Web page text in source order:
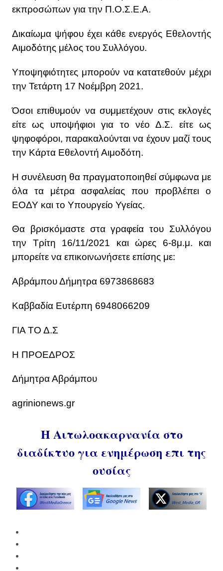
εκπροσώπων για την Π.Ο.Σ.Ε.Α.
Δικαίωμα ψήφου έχει κάθε ενεργός Εθελοντής
Αιμοδότης μέλος του Συλλόγου.
Υποψηφιότητες μπορούν να κατατεθούν μέχρι
την Τετάρτη 17 Νοέμβρη 2021.
Όσοι επιθυμούν να συμμετέχουν στις εκλογές
είτε ως υποψήφιοι για το νέο Δ.Σ. είτε ως
ψηφοφόροι, παρακαλούνται να έχουν μαζί τους
την Κάρτα Εθελοντή Αιμοδότη.
Η συνέλευση θα πραγματοποιηθεί σύμφωνα με
όλα τα μέτρα ασφαλείας που προβλέπει ο
ΕΟΔΥ και το Υπουργείο Υγείας.
Θα βρισκόμαστε στα γραφεία του Συλλόγου
την Τρίτη 16/11/2021 και ώρες 6-8μ.μ. και
μπορείτε να επικοινωνήσετε επίσης με:
Αβράμπου Δήμητρα 6973868683
Καββαδία Ευτέρπη 6948066209
ΓΙΑ ΤΟ Δ.Σ
Η ΠΡΟΕΔΡΟΣ
Δήμητρα Αβράμπου
agrinionews.gr
Η Αιτωλοακαρνανία στο
διαδίκτυο για ενημέρωση επι της
ουσίας